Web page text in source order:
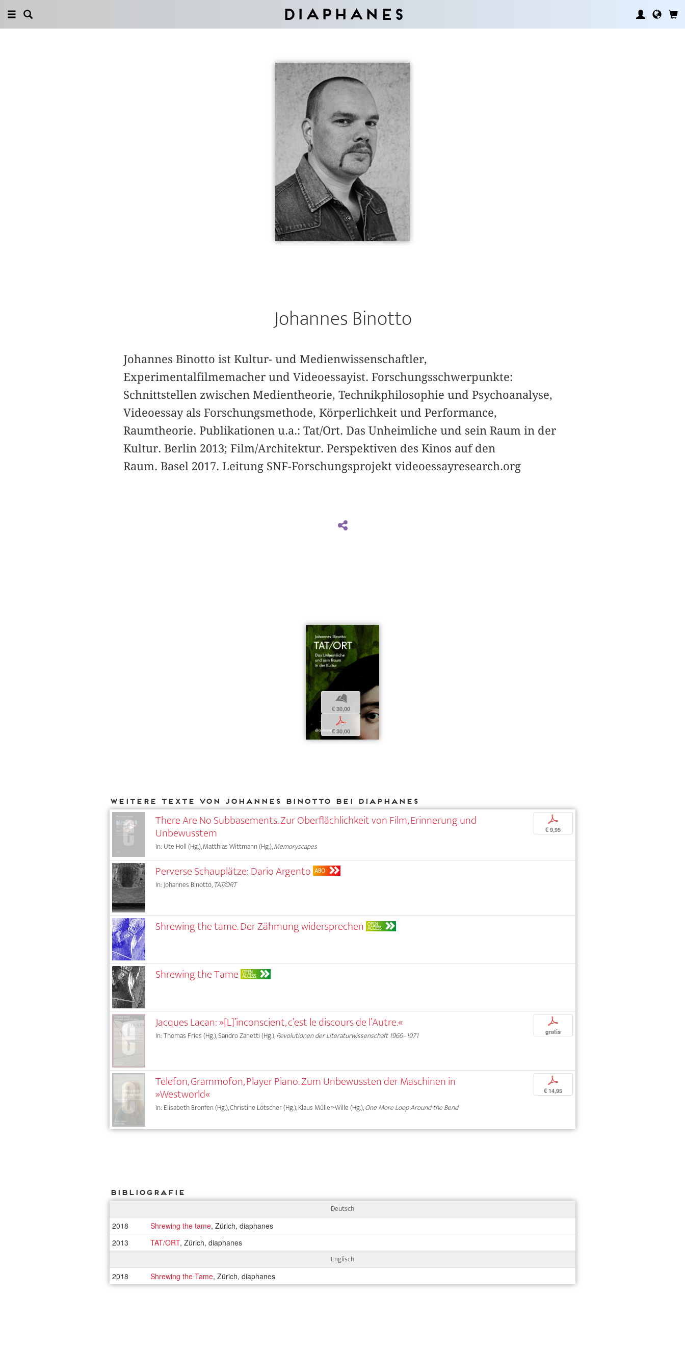
Diaphanes
Johannes Binotto
Johannes Binotto ist Kultur- und Medienwissenschaftler,
Experimentalfilmemacher und Videoessayist. Forschungsschwerpunkte:
Schnittstellen zwischen Medientheorie, Technikphilosophie und Psychoanalyse,
Videoessay als Forschungsmethode, Körperlichkeit und Performance,
Raumtheorie. Publikationen u.a.: Tat/Ort. Das Unheimliche und sein Raum in der
Kultur. Berlin 2013; Film/Architektur. Perspektiven des Kinos auf den
Raum. Basel 2017. Leitung SNF-Forschungsprojekt videoessayresearch.org
b
€ 30,00
p
€ 30,00
Weitere Texte von Johannes Binotto bei DIAPHANES
There Are No Subbasements. Zur Oberflächlichkeit von Film, Erinnerung und
Unbewusstem
In: Ute Holl (Hg.), Matthias Wittmann (Hg.),Memoryscapes
p
€ 9,95
Perverse Schauplätze: Dario Argento ABO
In: Johannes Binotto,TAT/ORT
Shrewing the tame. Der Zähmung widersprechen OPEN
ACCESS
Shrewing the Tame OPEN
ACCESS
Jacques Lacan: »[L]’inconscient, c’est le discours de l’Autre.«
In: Thomas Fries (Hg.), Sandro Zanetti (Hg.),Revolutionen der Literaturwissenschaft 1966–1971
p
gratis
Telefon, Grammofon, Player Piano. Zum Unbewussten der Maschinen in
»Westworld«
In: Elisabeth Bronfen (Hg.), Christine Lötscher (Hg.), Klaus Müller-Wille (Hg.),One More Loop Around the Bend
p
€ 14,95
Bibliografie
Deutsch
2018 Shrewing the tame, Zürich, diaphanes
2013
TAT/ORT, Zürich, diaphanes
Englisch
2018 Shrewing the Tame, Zürich, diaphanes